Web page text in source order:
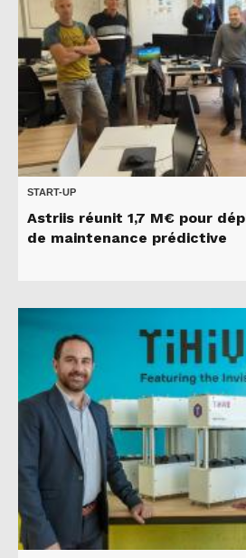
START-UP
Astriis réunit 1,7 M€ pour
de maintenance prédictive